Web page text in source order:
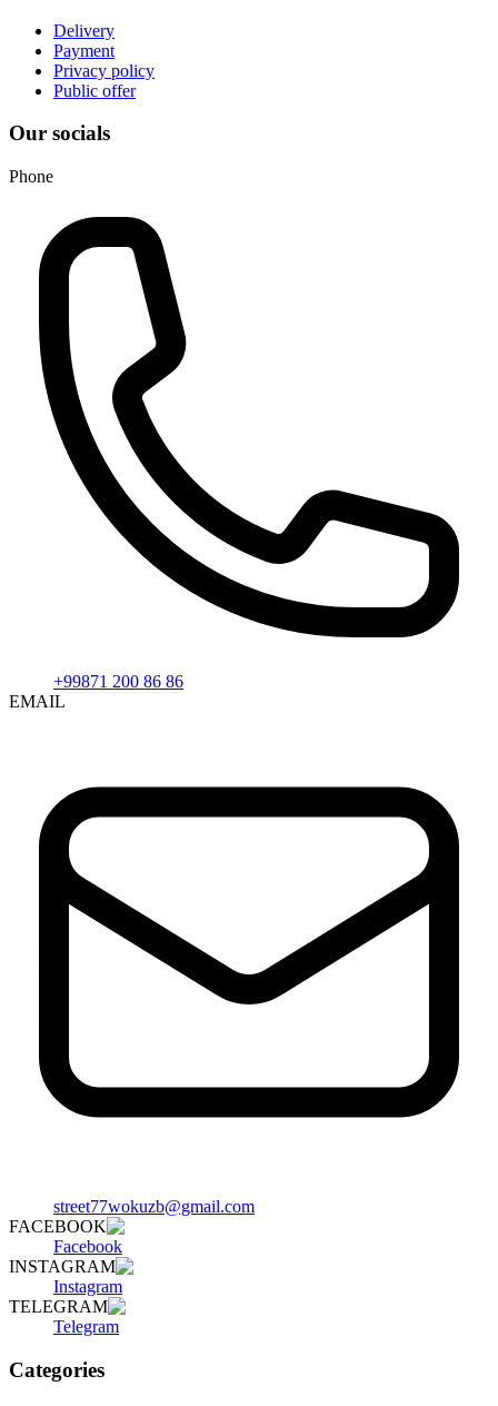
Delivery
Payment
Privacy policy
Public offer
Our socials
Phone
+99871 200 86 86
EMAIL
street77wokuzb@gmail.com
FACEBOOK
Facebook
INSTAGRAM
Instagram
TELEGRAM
Telegram
Categories